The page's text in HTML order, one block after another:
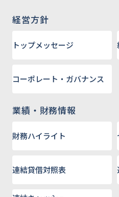
経営方針
トップメッセージ
コーポレート・ガバナンス
業績・財務情報
財務ハイライト
連結貸借対照表